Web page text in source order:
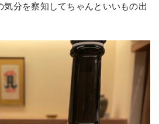
気分を察知してちゃんといいもの出